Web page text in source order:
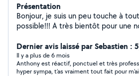
Présentation
Bonjour, je suis un peu touche à
possible!!! A très bientôt pour une
Dernier avis laissé par Sebastien :
Il y a plus de 6 mois
Anthony est réactif, ponctuel et très
hyper sympa, t’as vraiment tout fait pour